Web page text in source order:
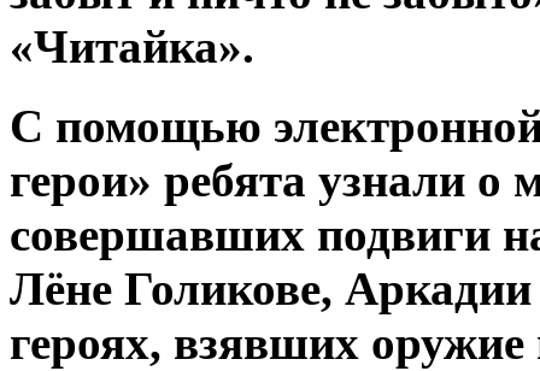
«Читайка».
С помощью
герои» ребята узнали
совершавших подвиги
Лёне Голикове,
героях, взявших